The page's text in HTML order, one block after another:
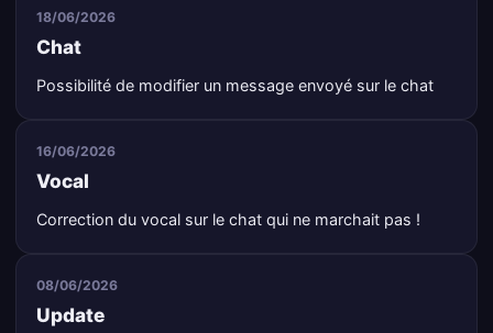
18/06/2026
Chat
Possibilité de modifier un message envoyé sur le chat
16/06/2026
Vocal
Correction du vocal sur le chat qui ne marchait pas !
08/06/2026
Update